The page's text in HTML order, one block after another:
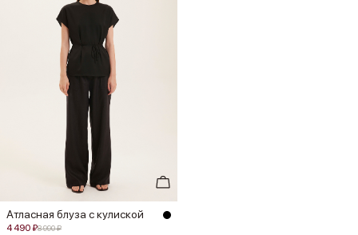
Атласная блуза с кулиской
4 490 ₽8 990 ₽